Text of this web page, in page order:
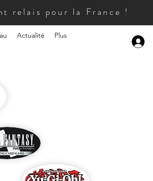
relais pour la France !
Actualité Plus